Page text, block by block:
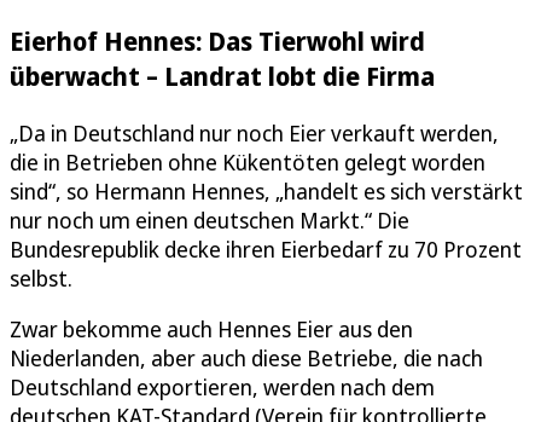
Eierhof Hennes: Das Tierwohl wird
überwacht – Landrat lobt die Firma
„Da in Deutschland nur noch Eier verkauft werden,
die in Betrieben ohne Kükentöten gelegt worden
sind“, so Hermann Hennes, „handelt es sich verstärkt
nur noch um einen deutschen Markt.“ Die
Bundesrepublik decke ihren Eierbedarf zu 70 Prozent
selbst.
Zwar bekomme auch Hennes Eier aus den
Niederlanden, aber auch diese Betriebe, die nach
Deutschland exportieren, werden nach dem